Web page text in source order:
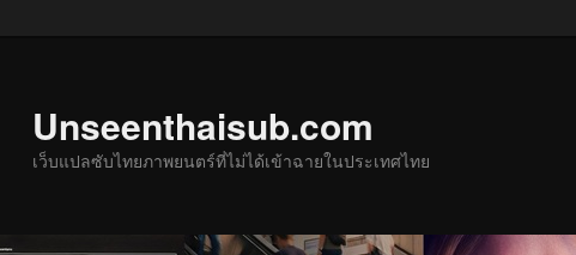
Unseenthaisub.com
เว็บแปลซับไทยภาพยนตร์ที่ไม่ได้เข้าฉายในประเทศไทย